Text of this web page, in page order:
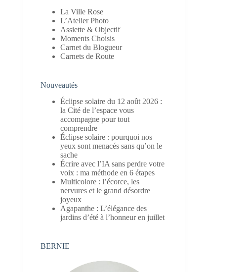
La Ville Rose
L’Atelier Photo
Assiette & Objectif
Moments Choisis
Carnet du Blogueur
Carnets de Route
Nouveautés
Éclipse solaire du 12 août 2026 :
la Cité de l’espace vous
accompagne pour tout
comprendre
Éclipse solaire : pourquoi nos
yeux sont menacés sans qu’on le
sache
Écrire avec l’IA sans perdre votre
voix : ma méthode en 6 étapes
Multicolore : l’écorce, les
nervures et le grand désordre
joyeux
Agapanthe : L’élégance des
jardins d’été à l’honneur en juillet
BERNIE